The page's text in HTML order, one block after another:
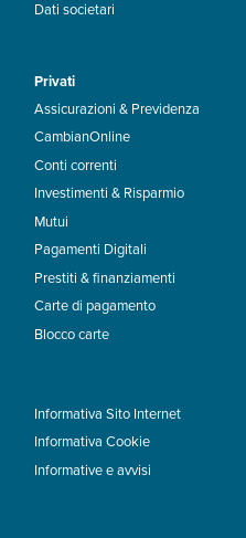
Dati societari
Privati
Assicurazioni & Previdenza
CambianOnline
Conti correnti
Investimenti & Risparmio
Mutui
Pagamenti Digitali
Prestiti & finanziamenti
Carte di pagamento
Blocco carte
Informativa Sito Internet
Informativa Cookie
Informative e avvisi